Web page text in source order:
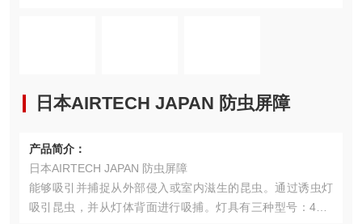
日本AIRTECH JAPAN 防虫屏障
产品简介：
日本AIRTECH JAPAN 防虫屏障
能够吸引并捕捉从外部侵入或室内滋生的昆虫。通过诱虫灯
吸引昆虫，并从灯体背面进行吸捕。灯具有三种型号：40W